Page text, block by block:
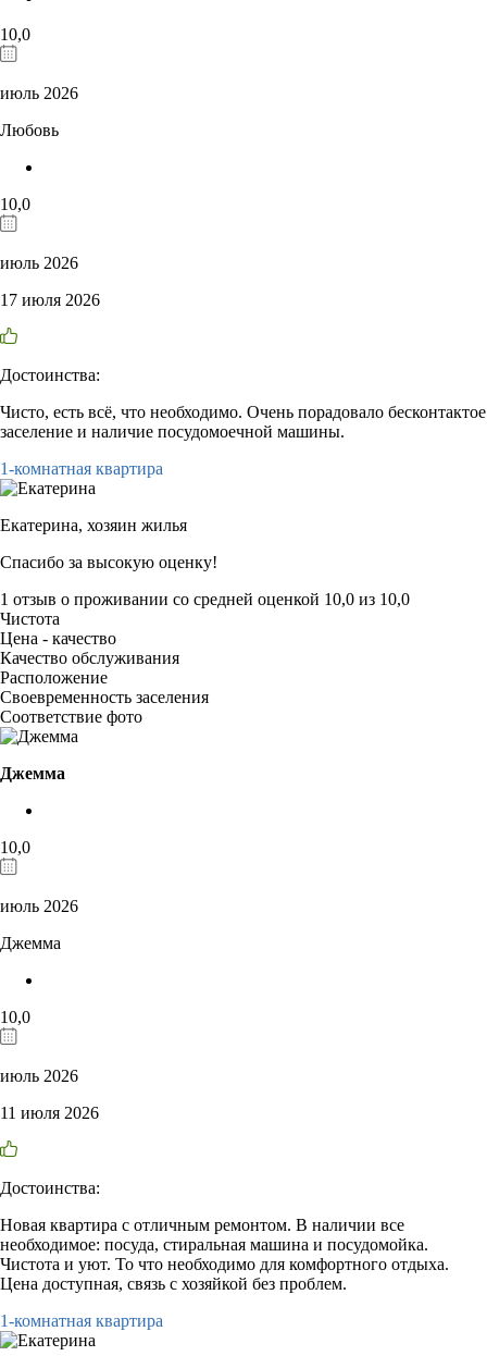
10,0
июль 2026
Любовь
10,0
июль 2026
17 июля 2026
Достоинства:
Чисто, есть всё, что необходимо. Очень порадовало бесконтактое
заселение и наличие посудомоечной машины.
1-комнатная квартира
Екатерина, хозяин жилья
Спасибо за высокую оценку!
1 отзыв о проживании со средней оценкой 10,0 из 10,0
Чистота
Цена - качество
Качество обслуживания
Расположение
Своевременность заселения
Соответствие фото
Джемма
10,0
июль 2026
Джемма
10,0
июль 2026
11 июля 2026
Достоинства:
Новая квартира с отличным ремонтом. В наличии все
необходимое: посуда, стиральная машина и посудомойка.
Чистота и уют. То что необходимо для комфортного отдыха.
Цена доступная, связь с хозяйкой без проблем.
1-комнатная квартира